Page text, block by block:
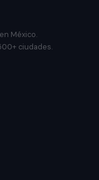
México.
ciudades.